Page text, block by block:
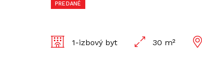
PREDANÉ
1-izbový byt 30 m²